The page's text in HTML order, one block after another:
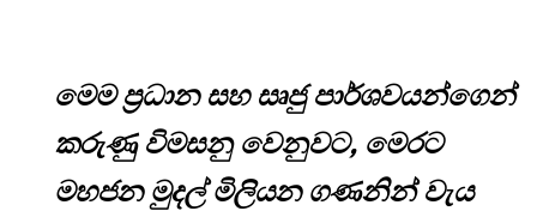
මෙම ප්‍රධාන සහ සෘජු පාර්ශවයන්ගෙන්
කරුණු විමසනු වෙනුවට, මෙරට
මහජන මුදල් මිලියන ගණනින් වැය